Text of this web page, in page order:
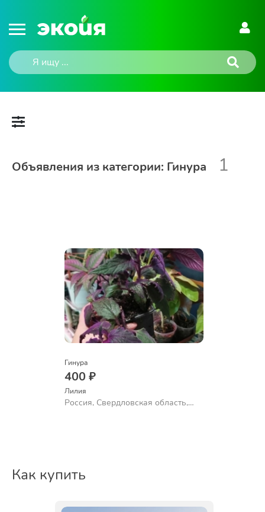
Объявления из категории: Гинура 1
Гинура
400 ₽
Лилия
Россия, Свердловская область,
Как купить